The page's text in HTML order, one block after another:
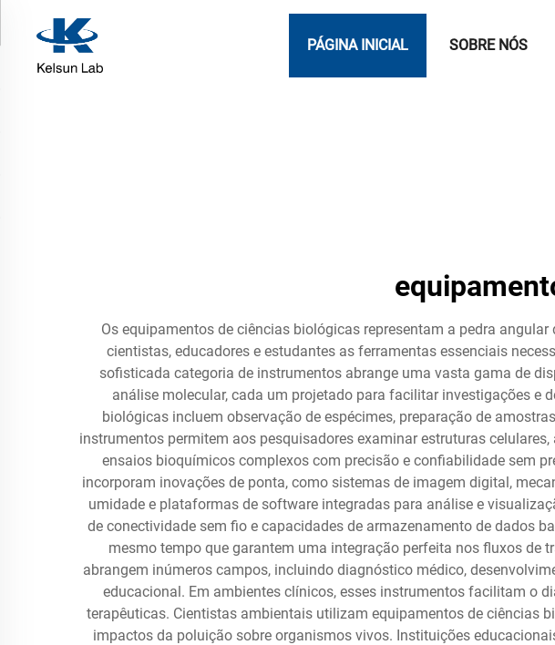
PÁGINA INICIAL SOBRE NÓS
Os equipamentos de ciências biológicas representam a pedra
cientistas, educadores e estudantes as ferramentas essenciais
sofisticada categoria de instrumentos abrange uma vasta gama de
análise molecular, cada um projetado para facilitar investigações e
biológicas incluem observação de espécimes, preparação de
instrumentos permitem aos pesquisadores examinar estruturas
ensaios bioquímicos complexos com precisão e confiabilidade sem
incorporam inovações de ponta, como sistemas de imagem digital,
umidade e plataformas de software integradas para análise e
de conectividade sem fio e capacidades de armazenamento de dados
mesmo tempo que garantem uma integração perfeita nos fluxos de
abrangem inúmeros campos, incluindo diagnóstico médico,
educacional. Em ambientes clínicos, esses instrumentos facilitam o
terapêuticas. Cientistas ambientais utilizam equipamentos de ciências
impactos da poluição sobre organismos vivos. Instituições